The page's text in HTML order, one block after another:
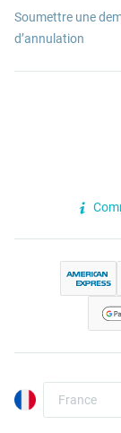
Soumettre une
d’annulation